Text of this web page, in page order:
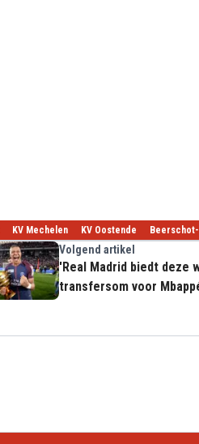
KV Mechelen KV Oostende
Volgend artikel
'Real Madrid biedt deze
transfersom voor